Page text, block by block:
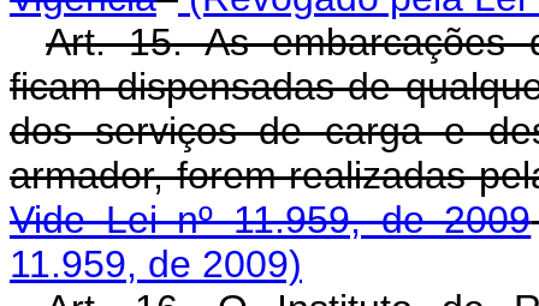
Art. 15. As embarcações
ficam dispensadas de
dos serviços de carga e
armador, forem realizadas
Vide Lei nº 11.959, de 2009
11.959, de 2009)